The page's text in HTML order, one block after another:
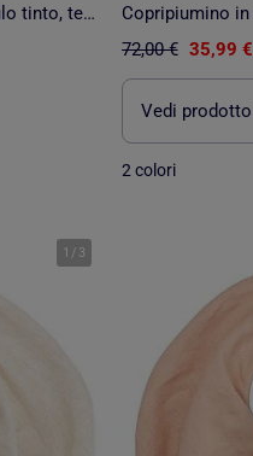
Copripiumino in cotone a righe in filo tinto, tessuto testurizzato. Non include le federe.
72,00 € 35,99 €
Vedi prodotto
2 colori
1 / 3